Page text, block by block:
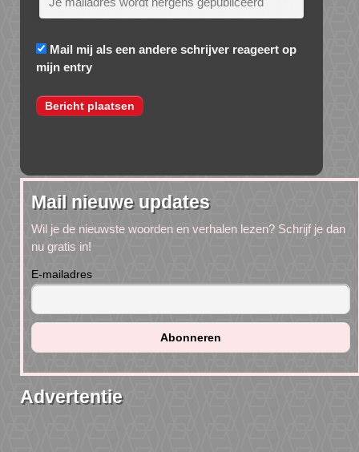
Mail mij als een andere schrijver reageert op
mijn entry
Mail nieuwe updates
Wil je de nieuwste woorden en verhalen lezen? Schrijf je dan
nu gratis in!
E-mailadres
Advertentie